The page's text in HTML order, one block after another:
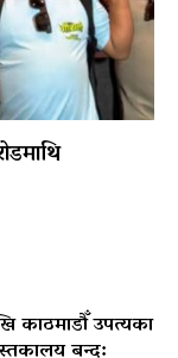
काठमाडौँ उपत्यका